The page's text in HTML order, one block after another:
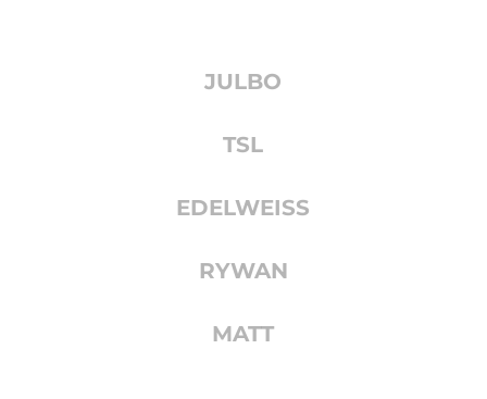
JULBO
TSL
EDELWEISS
RYWAN
MATT